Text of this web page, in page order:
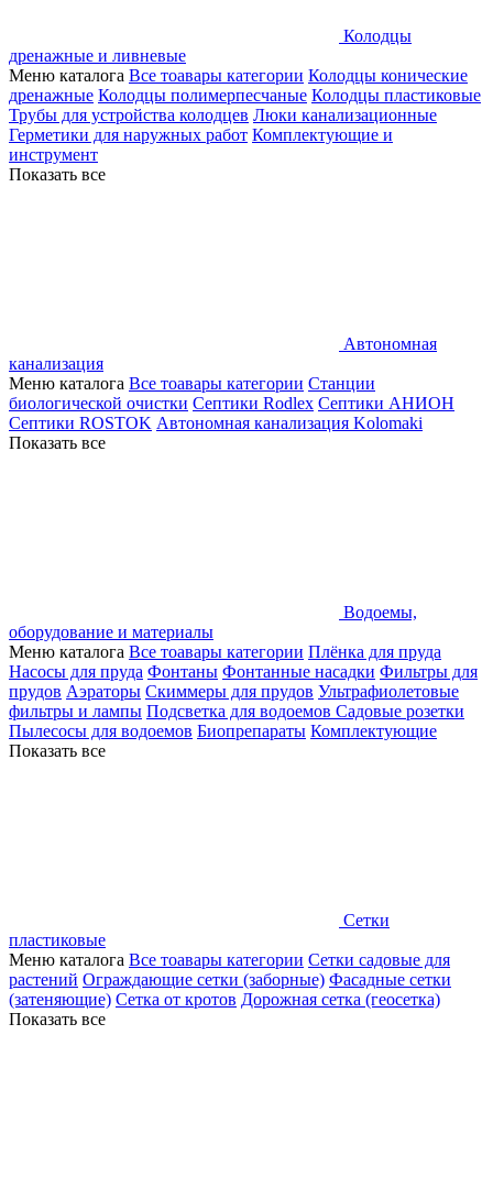
Колодцы
дренажные и ливневые
Меню каталога Все тоавары категории Колодцы конические
дренажные Колодцы полимерпесчаные Колодцы пластиковые
Трубы для устройства колодцев Люки канализационные
Герметики для наружных работ Комплектующие и
инструмент
Показать все
Автономная
канализация
Меню каталога Все тоавары категории Станции
биологической очистки Септики Rodlex Септики АНИОН
Септики ROSTOK Автономная канализация Kolomaki
Показать все
Водоемы,
оборудование и материалы
Меню каталога Все тоавары категории Плёнка для пруда
Насосы для пруда Фонтаны Фонтанные насадки Фильтры для
прудов Аэраторы Скиммеры для прудов Ультрафиолетовые
фильтры и лампы Подсветка для водоемов Садовые розетки
Пылесосы для водоемов Биопрепараты Комплектующие
Показать все
Сетки
пластиковые
Меню каталога Все тоавары категории Сетки садовые для
растений Ограждающие сетки (заборные) Фасадные сетки
(затеняющие) Сетка от кротов Дорожная сетка (геосетка)
Показать все